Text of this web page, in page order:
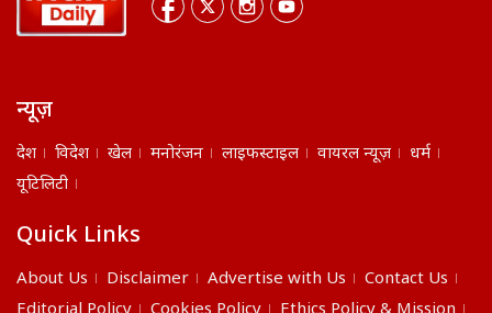
न्यूज़
देश विदेश खेल मनोरंजन लाइफस्टाइल वायरल न्यूज़
धर्म
यूटिलिटी
Quick Links
About Us Disclaimer Advertise with Us
Contact Us